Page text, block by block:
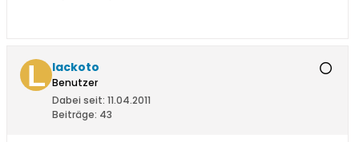
lackoto
Benutzer
Dabei seit: 11.04.2011
Beiträge: 43